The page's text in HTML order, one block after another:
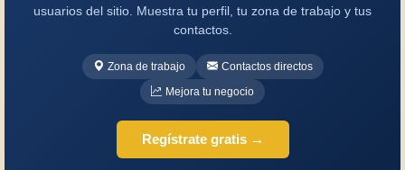
usuarios del sitio. Muestra tu perfil, tu zona de trabajo y tus
contactos.
Zona de trabajo
Contactos directos
Mejora tu negocio
Regístrate gratis →